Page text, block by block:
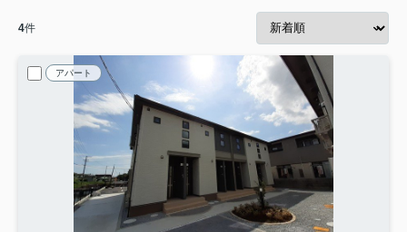
4件
アパート